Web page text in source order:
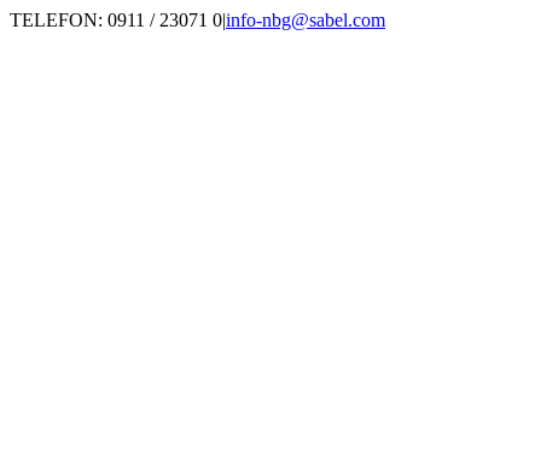
Zum
TELEFON: 0911 / 23071 0|info-nbg@sabel.com